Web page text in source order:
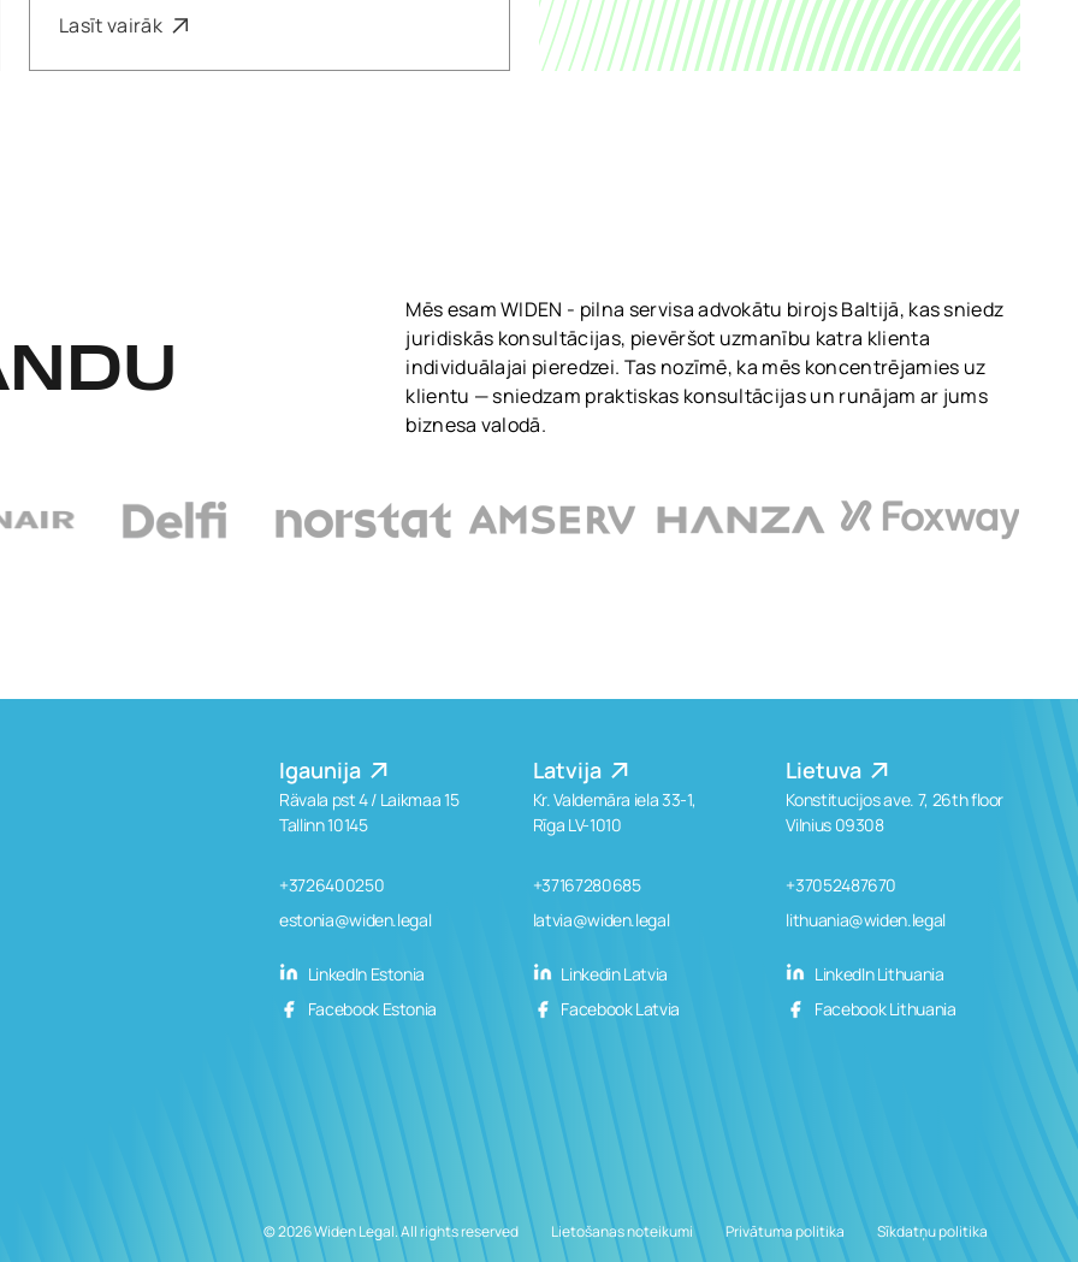
Lasīt vairāk
Mēs esam WIDEN - pilna servisa advokātu birojs Baltijā, kas sniedz
juridiskās konsultācijas, pievēršot uzmanību katra klienta
individuālajai pieredzei. Tas nozīmē, ka mēs koncentrējamies uz
klientu — sniedzam praktiskas konsultācijas un runājam ar jums
biznesa valodā.
Igaunija
Rävala pst 4 / Laikmaa 15
Tallinn 10145
+3726400250
estonia@widen.legal
LinkedIn Estonia
Facebook Estonia
Latvija
Kr. Valdemāra iela 33-1,
Rīga LV-1010
+37167280685
latvia@widen.legal
Linkedin Latvia
Facebook Latvia
Lietuva
Konstitucijos ave. 7, 26th floor
Vilnius 09308
+37052487670
lithuania@widen.legal
LinkedIn Lithuania
Facebook Lithuania
© 2026 Widen Legal. All rights reserved Lietošanas noteikumi Privātuma politika Sīkdatņu politika